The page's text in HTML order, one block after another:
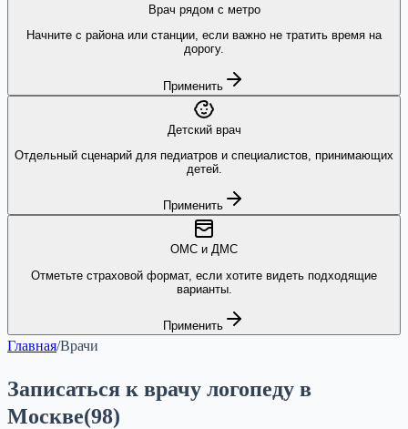
Врач рядом с метро
Начните с района или станции, если важно не тратить время на
дорогу.
Применить
Детский врач
Отдельный сценарий для педиатров и специалистов, принимающих
детей.
Применить
ОМС и ДМС
Отметьте страховой формат, если хотите видеть подходящие
варианты.
Применить
Главная/Врачи
Записаться к врачу логопеду в
Москве(98)